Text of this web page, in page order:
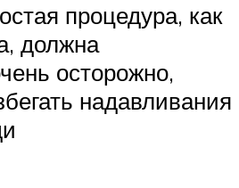
процедура, как
должна
осторожно,
надавливания